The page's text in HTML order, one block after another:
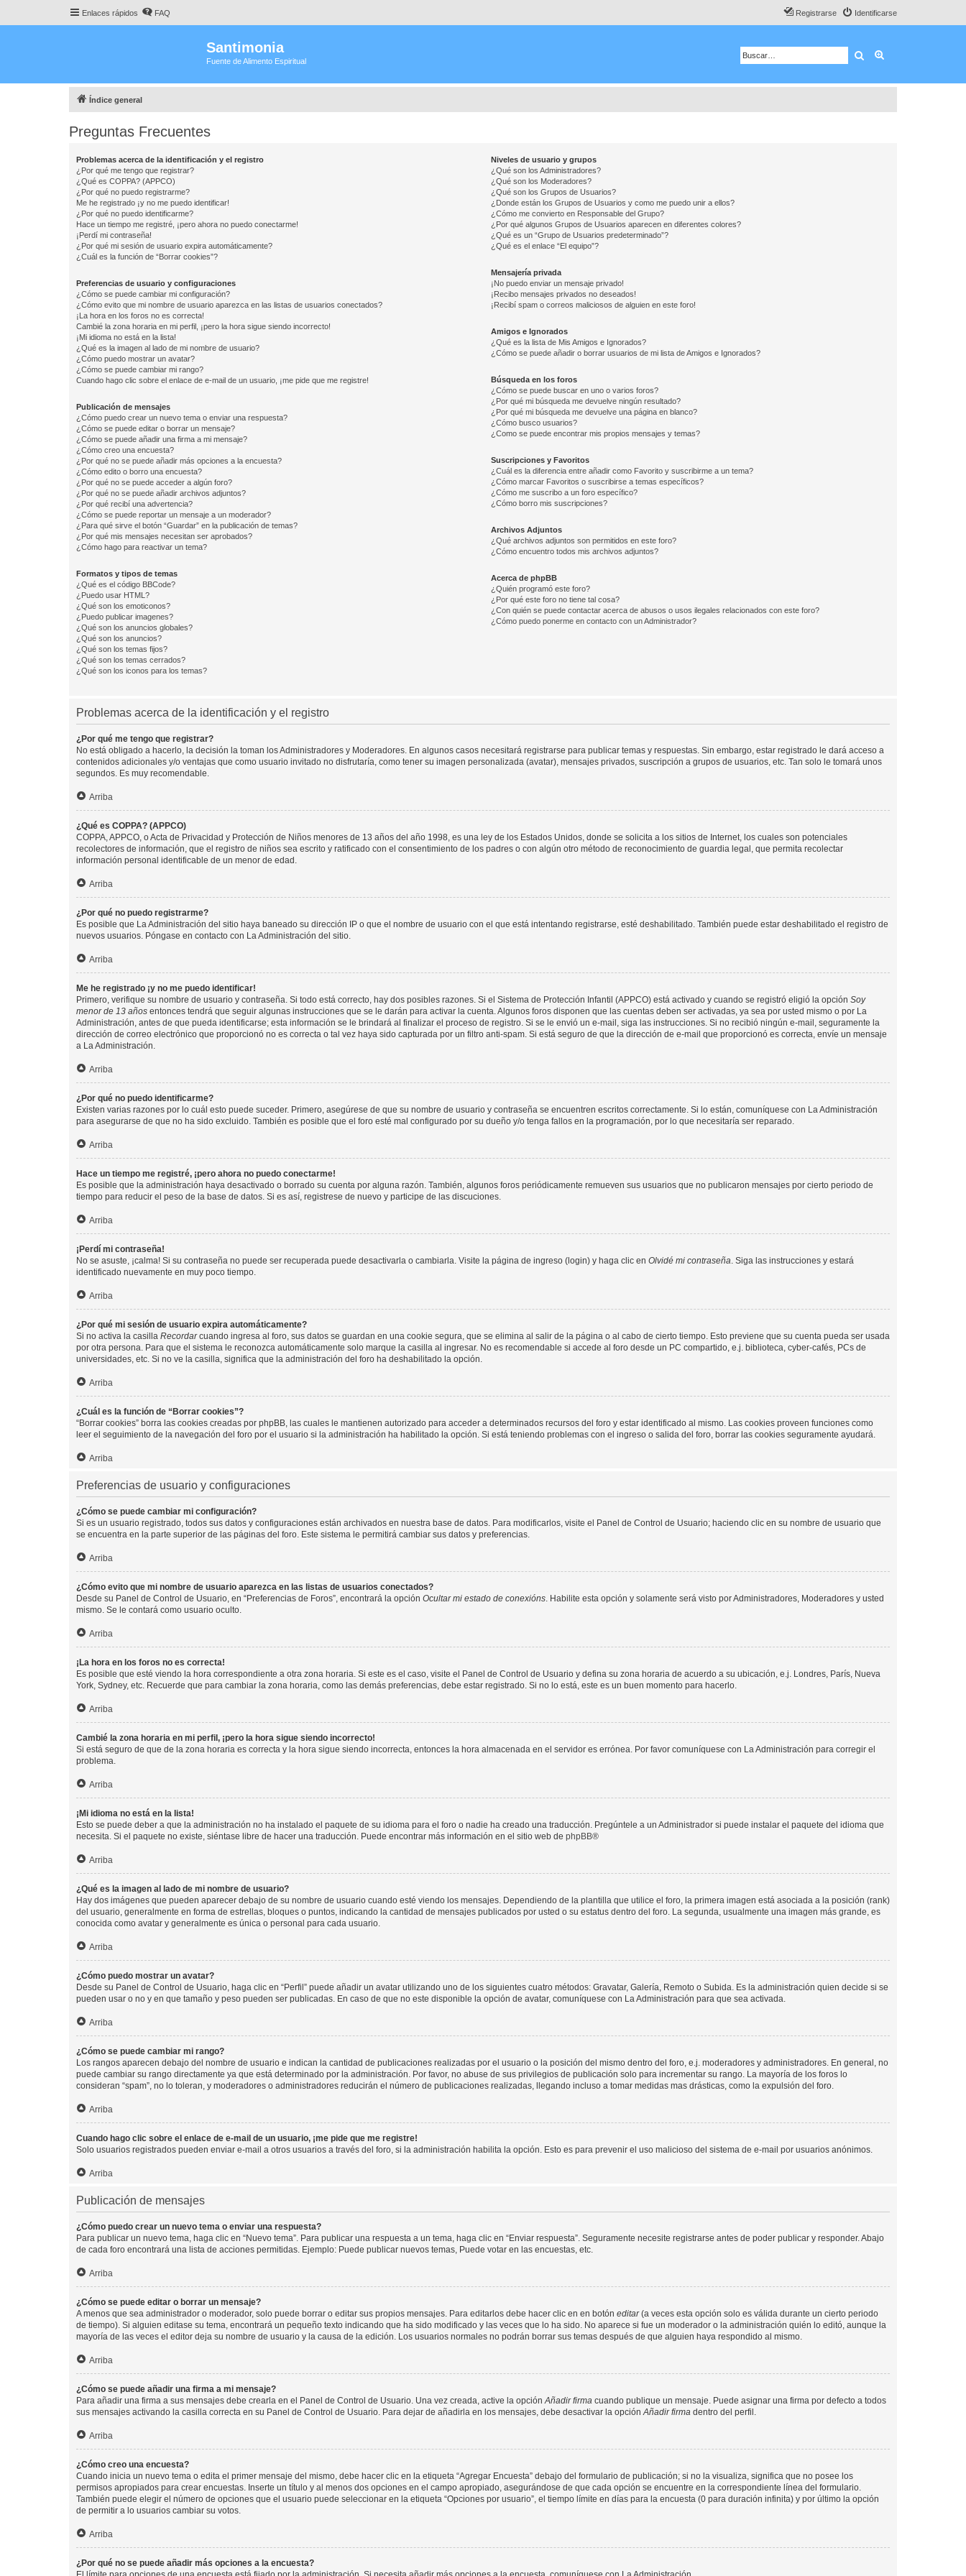
Enlaces rápidos FAQ Identificarse
Registrarse
Santimonia
Fuente de Alimento Espiritual Buscar
Índice general
Preguntas Frecuentes
Problemas acerca de la identificación y el registro
¿Por qué me tengo que registrar?
¿Qué es COPPA? (APPCO)
¿Por qué no puedo registrarme?
Me he registrado ¡y no me puedo identificar!
¿Por qué no puedo identificarme?
Hace un tiempo me registré, ¡pero ahora no puedo conectarme!
¡Perdí mi contraseña!
¿Por qué mi sesión de usuario expira automáticamente?
¿Cuál es la función de “Borrar cookies”?
Preferencias de usuario y configuraciones
¿Cómo se puede cambiar mi configuración?
¿Cómo evito que mi nombre de usuario aparezca en las listas de usuarios conectados?
¡La hora en los foros no es correcta!
Cambié la zona horaria en mi perfil, ¡pero la hora sigue siendo incorrecto!
¡Mi idioma no está en la lista!
¿Qué es la imagen al lado de mi nombre de usuario?
¿Cómo puedo mostrar un avatar?
¿Cómo se puede cambiar mi rango?
Cuando hago clic sobre el enlace de e-mail de un usuario, ¡me pide que me registre!
Publicación de mensajes
¿Cómo puedo crear un nuevo tema o enviar una respuesta?
¿Cómo se puede editar o borrar un mensaje?
¿Cómo se puede añadir una firma a mi mensaje?
¿Cómo creo una encuesta?
¿Por qué no se puede añadir más opciones a la encuesta?
¿Cómo edito o borro una encuesta?
¿Por qué no se puede acceder a algún foro?
¿Por qué no se puede añadir archivos adjuntos?
¿Por qué recibí una advertencia?
¿Cómo se puede reportar un mensaje a un moderador?
¿Para qué sirve el botón “Guardar” en la publicación de temas?
¿Por qué mis mensajes necesitan ser aprobados?
¿Cómo hago para reactivar un tema?
Formatos y tipos de temas
¿Qué es el código BBCode?
¿Puedo usar HTML?
¿Qué son los emoticonos?
¿Puedo publicar imagenes?
¿Qué son los anuncios globales?
¿Qué son los anuncios?
¿Qué son los temas fijos?
¿Qué son los temas cerrados?
¿Qué son los iconos para los temas?
Niveles de usuario y grupos
¿Qué son los Administradores?
¿Qué son los Moderadores?
¿Qué son los Grupos de Usuarios?
¿Donde están los Grupos de Usuarios y como me puedo unir a ellos?
¿Cómo me convierto en Responsable del Grupo?
¿Por qué algunos Grupos de Usuarios aparecen en diferentes colores?
¿Qué es un “Grupo de Usuarios predeterminado”?
¿Qué es el enlace “El equipo”?
Mensajería privada
¡No puedo enviar un mensaje privado!
¡Recibo mensajes privados no deseados!
¡Recibí spam o correos maliciosos de alguien en este foro!
Amigos e Ignorados
¿Qué es la lista de Mis Amigos e Ignorados?
¿Cómo se puede añadir o borrar usuarios de mi lista de Amigos e Ignorados?
Búsqueda en los foros
¿Cómo se puede buscar en uno o varios foros?
¿Por qué mi búsqueda me devuelve ningún resultado?
¿Por qué mi búsqueda me devuelve una página en blanco?
¿Cómo busco usuarios?
¿Como se puede encontrar mis propios mensajes y temas?
Suscripciones y Favoritos
¿Cuál es la diferencia entre añadir como Favorito y suscribirme a un tema?
¿Cómo marcar Favoritos o suscribirse a temas específicos?
¿Cómo me suscribo a un foro específico?
¿Cómo borro mis suscripciones?
Archivos Adjuntos
¿Qué archivos adjuntos son permitidos en este foro?
¿Cómo encuentro todos mis archivos adjuntos?
Acerca de phpBB
¿Quién programó este foro?
¿Por qué este foro no tiene tal cosa?
¿Con quién se puede contactar acerca de abusos o usos ilegales relacionados con este foro?
¿Cómo puedo ponerme en contacto con un Administrador?
Problemas acerca de la identificación y el registro
¿Por qué me tengo que registrar?
No está obligado a hacerlo, la decisión la toman los Administradores y Moderadores. En algunos casos necesitará registrarse para publicar temas y respuestas. Sin embargo, estar registrado le dará acceso a
contenidos adicionales y/o ventajas que como usuario invitado no disfrutaría, como tener su imagen personalizada (avatar), mensajes privados, suscripción a grupos de usuarios, etc. Tan solo le tomará unos
segundos. Es muy recomendable.
Arriba
¿Qué es COPPA? (APPCO)
COPPA, APPCO, o Acta de Privacidad y Protección de Niños menores de 13 años del año 1998, es una ley de los Estados Unidos, donde se solicita a los sitios de Internet, los cuales son potenciales
recolectores de información, que el registro de niños sea escrito y ratificado con el consentimiento de los padres o con algún otro método de reconocimiento de guardia legal, que permita recolectar
información personal identificable de un menor de edad.
Arriba
¿Por qué no puedo registrarme?
Es posible que La Administración del sitio haya baneado su dirección IP o que el nombre de usuario con el que está intentando registrarse, esté deshabilitado. También puede estar deshabilitado el registro de
nuevos usuarios. Póngase en contacto con La Administración del sitio.
Arriba
Me he registrado ¡y no me puedo identificar!
Primero, verifique su nombre de usuario y contraseña. Si todo está correcto, hay dos posibles razones. Si el Sistema de Protección Infantil (APPCO) está activado y cuando se registró eligió la opción Soy
menor de 13 años entonces tendrá que seguir algunas instrucciones que se le darán para activar la cuenta. Algunos foros disponen que las cuentas deben ser activadas, ya sea por usted mismo o por La
Administración, antes de que pueda identificarse; esta información se le brindará al finalizar el proceso de registro. Si se le envió un e-mail, siga las instrucciones. Si no recibió ningún e-mail, seguramente la
dirección de correo electrónico que proporcionó no es correcta o tal vez haya sido capturada por un filtro anti-spam. Si está seguro de que la dirección de e-mail que proporcionó es correcta, envíe un mensaje
a La Administración.
Arriba
¿Por qué no puedo identificarme?
Existen varias razones por lo cuál esto puede suceder. Primero, asegúrese de que su nombre de usuario y contraseña se encuentren escritos correctamente. Si lo están, comuníquese con La Administración
para asegurarse de que no ha sido excluido. También es posible que el foro esté mal configurado por su dueño y/o tenga fallos en la programación, por lo que necesitaría ser reparado.
Arriba
Hace un tiempo me registré, ¡pero ahora no puedo conectarme!
Es posible que la administración haya desactivado o borrado su cuenta por alguna razón. También, algunos foros periódicamente remueven sus usuarios que no publicaron mensajes por cierto periodo de
tiempo para reducir el peso de la base de datos. Si es así, registrese de nuevo y participe de las discuciones.
Arriba
¡Perdí mi contraseña!
No se asuste, ¡calma! Si su contraseña no puede ser recuperada puede desactivarla o cambiarla. Visite la página de ingreso (login) y haga clic en Olvidé mi contraseña. Siga las instrucciones y estará
identificado nuevamente en muy poco tiempo.
Arriba
¿Por qué mi sesión de usuario expira automáticamente?
Si no activa la casilla Recordarcuando ingresa al foro, sus datos se guardan en una cookie segura, que se elimina al salir de la página o al cabo de cierto tiempo. Esto previene que su cuenta pueda ser usada
por otra persona. Para que el sistema le reconozca automáticamente solo marque la casilla al ingresar. No es recomendable si accede al foro desde un PC compartido, e.j. biblioteca, cyber-cafés, PCs de
universidades, etc. Si no ve la casilla, significa que la administración del foro ha deshabilitado la opción.
Arriba
¿Cuál es la función de “Borrar cookies”?
“Borrar cookies” borra las cookies creadas por phpBB, las cuales le mantienen autorizado para acceder a determinados recursos del foro y estar identificado al mismo. Las cookies proveen funciones como
leer el seguimiento de la navegación del foro por el usuario si la administración ha habilitado la opción. Si está teniendo problemas con el ingreso o salida del foro, borrar las cookies seguramente ayudará.
Arriba
Preferencias de usuario y configuraciones
¿Cómo se puede cambiar mi configuración?
Si es un usuario registrado, todos sus datos y configuraciones están archivados en nuestra base de datos. Para modificarlos, visite el Panel de Control de Usuario; haciendo clic en su nombre de usuario que
se encuentra en la parte superior de las páginas del foro. Este sistema le permitirá cambiar sus datos y preferencias.
Arriba
¿Cómo evito que mi nombre de usuario aparezca en las listas de usuarios conectados?
Desde su Panel de Control de Usuario, en “Preferencias de Foros”, encontrará la opción Ocultar mi estado de conexións. Habilite esta opción y solamente será visto por Administradores, Moderadores y usted
mismo. Se le contará como usuario oculto.
Arriba
¡La hora en los foros no es correcta!
Es posible que esté viendo la hora correspondiente a otra zona horaria. Si este es el caso, visite el Panel de Control de Usuario y defina su zona horaria de acuerdo a su ubicación, e.j. Londres, París, Nueva
York, Sydney, etc. Recuerde que para cambiar la zona horaria, como las demás preferencias, debe estar registrado. Si no lo está, este es un buen momento para hacerlo.
Arriba
Cambié la zona horaria en mi perfil, ¡pero la hora sigue siendo incorrecto!
Si está seguro de que de la zona horaria es correcta y la hora sigue siendo incorrecta, entonces la hora almacenada en el servidor es errónea. Por favor comuníquese con La Administración para corregir el
problema.
Arriba
¡Mi idioma no está en la lista!
Esto se puede deber a que la administración no ha instalado el paquete de su idioma para el foro o nadie ha creado una traducción. Pregúntele a un Administrador si puede instalar el paquete del idioma que
necesita. Si el paquete no existe, siéntase libre de hacer una traducción. Puede encontrar más información en el sitio web de phpBB®
Arriba
¿Qué es la imagen al lado de mi nombre de usuario?
Hay dos imágenes que pueden aparecer debajo de su nombre de usuario cuando esté viendo los mensajes. Dependiendo de la plantilla que utilice el foro, la primera imagen está asociada a la posición (rank)
del usuario, generalmente en forma de estrellas, bloques o puntos, indicando la cantidad de mensajes publicados por usted o su estatus dentro del foro. La segunda, usualmente una imagen más grande, es
conocida como avatar y generalmente es única o personal para cada usuario.
Arriba
¿Cómo puedo mostrar un avatar?
Desde su Panel de Control de Usuario, haga clic en “Perfil” puede añadir un avatar utilizando uno de los siguientes cuatro métodos: Gravatar, Galería, Remoto o Subida. Es la administración quien decide si se
pueden usar o no y en que tamaño y peso pueden ser publicadas. En caso de que no este disponible la opción de avatar, comuníquese con La Administración para que sea activada.
Arriba
¿Cómo se puede cambiar mi rango?
Los rangos aparecen debajo del nombre de usuario e indican la cantidad de publicaciones realizadas por el usuario o la posición del mismo dentro del foro, e.j. moderadores y administradores. En general, no
puede cambiar su rango directamente ya que está determinado por la administración. Por favor, no abuse de sus privilegios de publicación solo para incrementar su rango. La mayoría de los foros lo
consideran “spam”, no lo toleran, y moderadores o administradores reducirán el número de publicaciones realizadas, llegando incluso a tomar medidas mas drásticas, como la expulsión del foro.
Arriba
Cuando hago clic sobre el enlace de e-mail de un usuario, ¡me pide que me registre!
Solo usuarios registrados pueden enviar e-mail a otros usuarios a través del foro, si la administración habilita la opción. Esto es para prevenir el uso malicioso del sistema de e-mail por usuarios anónimos.
Arriba
Publicación de mensajes
¿Cómo puedo crear un nuevo tema o enviar una respuesta?
Para publicar un nuevo tema, haga clic en “Nuevo tema”. Para publicar una respuesta a un tema, haga clic en “Enviar respuesta”. Seguramente necesite registrarse antes de poder publicar y responder. Abajo
de cada foro encontrará una lista de acciones permitidas. Ejemplo: Puede publicar nuevos temas, Puede votar en las encuestas, etc.
Arriba
¿Cómo se puede editar o borrar un mensaje?
A menos que sea administrador o moderador, solo puede borrar o editar sus propios mensajes. Para editarlos debe hacer clic en en botón editar(a veces esta opción solo es válida durante un cierto periodo
de tiempo). Si alguien editase su tema, encontrará un pequeño texto indicando que ha sido modificado y las veces que lo ha sido. No aparece si fue un moderador o la administración quién lo editó, aunque la
mayoría de las veces el editor deja su nombre de usuario y la causa de la edición. Los usuarios normales no podrán borrar sus temas después de que alguien haya respondido al mismo.
Arriba
¿Cómo se puede añadir una firma a mi mensaje?
Para añadir una firma a sus mensajes debe crearla en el Panel de Control de Usuario. Una vez creada, active la opciónAñadir firma cuando publique un mensaje. Puede asignar una firma por defecto a todos
sus mensajes activando la casilla correcta en su Panel de Control de Usuario. Para dejar de añadirla en los mensajes, debe desactivar la opciónAñadir firma dentro del perfil.
Arriba
¿Cómo creo una encuesta?
Cuando inicia un nuevo tema o edita el primer mensaje del mismo, debe hacer clic en la etiqueta “Agregar Encuesta” debajo del formulario de publicación; si no la visualiza, significa que no posee los
permisos apropiados para crear encuestas. Inserte un título y al menos dos opciones en el campo apropiado, asegurándose de que cada opción se encuentre en la correspondiente línea del formulario.
También puede elegir el número de opciones que el usuario puede seleccionar en la etiqueta “Opciones por usuario”, el tiempo límite en días para la encuesta (0 para duración infinita) y por último la opción
de permitir a lo usuarios cambiar su votos.
Arriba
¿Por qué no se puede añadir más opciones a la encuesta?